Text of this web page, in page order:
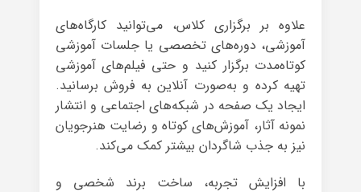
علاوه بر برگزاری کلاس، می‌توانید کارگاه‌های
آموزشی، دوره‌های تخصصی یا جلسات آموزشی
کوتاه‌مدت برگزار کنید و حتی فیلم‌های آموزشی
تهیه کرده و به‌صورت آنلاین به فروش برسانید.
ایجاد یک صفحه در شبکه‌های اجتماعی و انتشار
نمونه آثار، آموزش‌های کوتاه و رضایت هنرجویان
نیز به جذب شاگردان بیشتر کمک می‌کند.
با افزایش تجربه، ساخت برند شخصی و